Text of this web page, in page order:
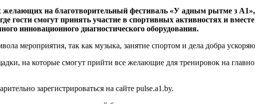
на благотворительный фестиваль «У адным рытме з
гости смогут принять участие в спортивных активностях и
инновационного диагностического оборудования.
мероприятия, так как музыка, занятие спортом и дела добра
на которые смогут прийти все желающие для тренировок на
зарегистрироваться на сайте pulse.a1.by.